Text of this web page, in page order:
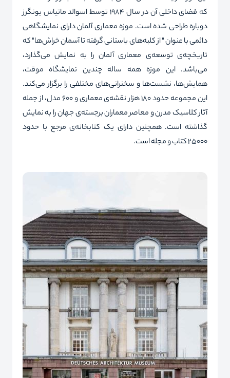
که فضای داخلی آن در سال 1984 توسط اسوالد ماتیاس یونگرز
دوباره طراحی شده است. موزه معماری آلمان دارای نمایشگاهی
دائمیبا عنوان " از کلبه‌های باستانی گرفته تا آسمان خراش‌ها" که
تاریخچه‌ی توسعه‌ی معماری آلمان را به نمایش می‌گذارد،
می‌باشد. این موزه همه ساله چندین نمایشگاه موقت،
همایش‌ها، نشست‌ها و سخنرانی‌های مختلفی را برگزار می‌کند.
این مجموعه حدود 180 هزار نقشه‌ی معماری و 600 مدل، از جمله
آثار کلاسیک مدرن و معاصر معماران برجسته‌ی جهان را به نمایش
گذاشته است. همچنین دارای یک کتابخانه‌ی مرجع با حدود
25000 کتاب و مجله است.